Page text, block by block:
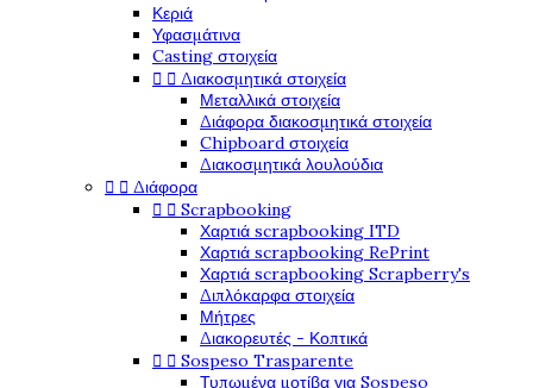
Κεριά
Υφασμάτινα
Casting στοιχεία
  Διακοσμητικά στοιχεία
Μεταλλικά στοιχεία
Διάφορα διακοσμητικά στοιχεία
Chipboard στοιχεία
Διακοσμητικά λουλούδια
  Διάφορα
  Scrapbooking
Χαρτιά scrapbooking ITD
Χαρτιά scrapbooking RePrint
Χαρτιά scrapbooking Scrapberry's
Διπλόκαρφα στοιχεία
Μήτρες
Διακορευτές - Κοπτικά
  Sospeso Trasparente
Τυπωμένα μοτίβα για Sospeso